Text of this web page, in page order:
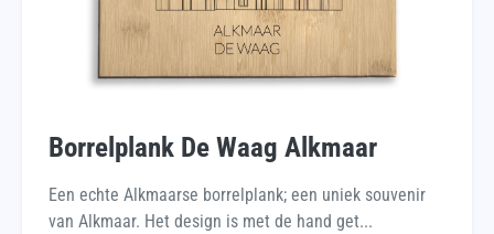
Borrelplank De Waag Alkmaar
Een echte Alkmaarse borrelplank; een uniek souvenir
van Alkmaar. Het design is met de hand get...